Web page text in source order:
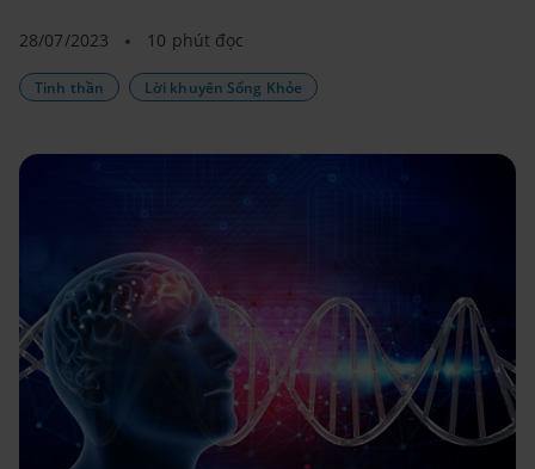
28/07/2023 10 phút đọc
Tinh thần Lời khuyên Sống Khỏe